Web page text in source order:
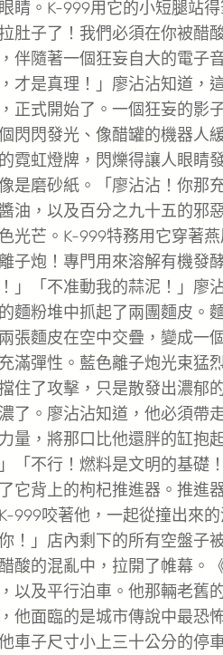
睛。K-999用它的小短腿站
肚子了！我們必須在你被醋
伴隨著一個狂妄自大的電子
才是真理！」廖沾沾知道，
正式開始了。一個狂妄的影
閃閃發光、像醋罐的機器人
霓虹燈牌，閃爍得讓人眼
是磨砂紙。「廖沾沾！你那
油，以及百分之九十五的邪
光芒。K-999特務用它穿著
子炮！專門用來溶解有機發
」「不准動我的蒜泥！」廖
麵粉堆中抓起了兩團麵皮。
張麵皮在空中交疊，變成一
滿彈性。藍色離子炮光束猛
住了攻擊，只是散發出濃郁
了。廖沾沾知道，他必須帶
量，將那口比他還胖的缸抱
「不行！燃料是文明的基礎
它背上的枸杞推進器。推進
999咬著他，一起從撞出來
！」店內剩下的所有空盤子
酸的混亂中，拉開了帷幕。
以及平行泊車。他那輛老舊
他面臨的是城市傳說中最恐
車子尺寸小上三十公分的停